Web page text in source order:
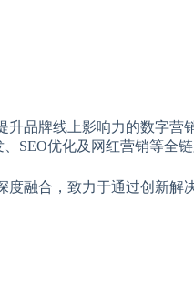
升品牌线上影响力的数字营
SEO优化及网红营销等全链
度融合，致力于通过创新